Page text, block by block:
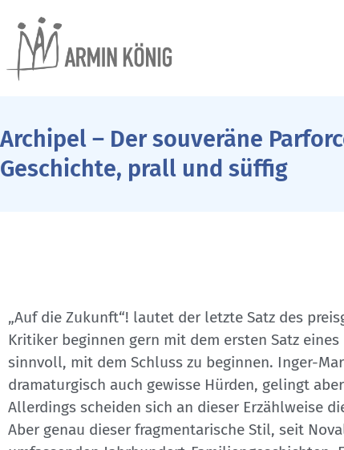
Archipel – Der souveräne
Geschichte, prall und süffig
„Auf die Zukunft“! lautet der letzte Satz des
Kritiker beginnen gern mit dem ersten Satz
sinnvoll, mit dem Schluss zu beginnen. Inger-
dramaturgisch auch gewisse Hürden, gelingt
Allerdings scheiden sich an dieser Erzählweise
Aber genau dieser fragmentarische Stil, seit